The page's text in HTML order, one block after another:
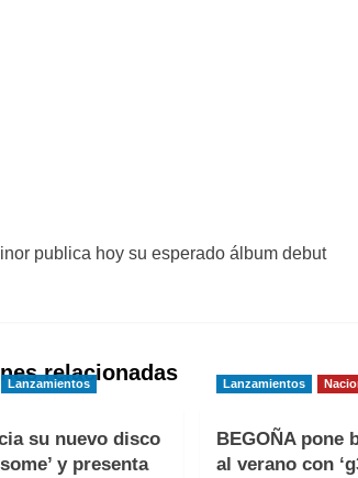
publica hoy su esperado álbum debut
relacionadas
Lanzamientos
su nuevo disco
y presenta
Lanzamientos
BEGOÑA pone
al verano con